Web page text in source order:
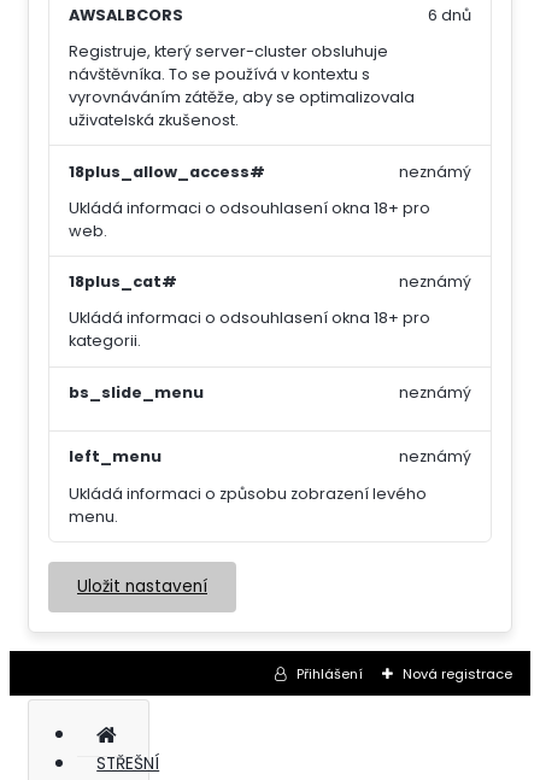
AWSALBCORS
Registruje, který server-cluster obsluhuje
návštěvníka. To se používá v kontextu s
vyrovnáváním zátěže, aby se optimalizovala
uživatelská zkušenost.
6 dnů
18plus_allow_access#
Ukládá informaci o odsouhlasení okna 18+ pro
web.
neznámý
18plus_cat#
Ukládá informaci o odsouhlasení okna 18+ pro
kategorii.
neznámý
bs_slide_menu neznámý
left_menu
Ukládá informaci o způsobu zobrazení levého
menu.
neznámý
Uložit nastavení
Přihlášení Nová registrace
STŘEŠNÍ